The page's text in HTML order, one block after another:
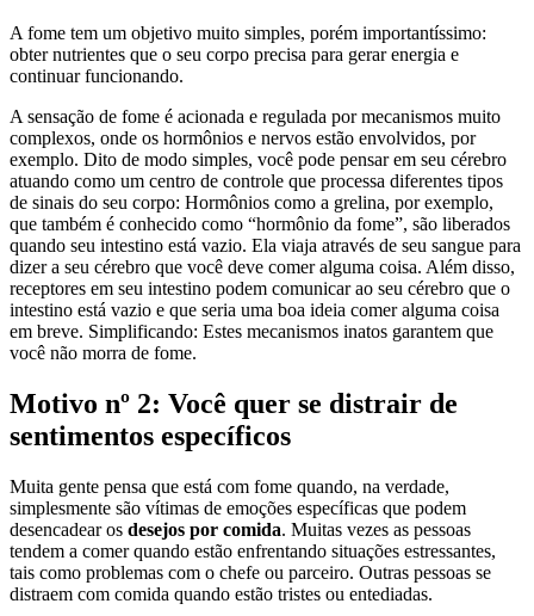
A fome tem um objetivo muito simples, porém importantíssimo:
obter nutrientes que o seu corpo precisa para gerar energia e
continuar funcionando.
A sensação de fome é acionada e regulada por mecanismos muito
complexos, onde os hormônios e nervos estão envolvidos, por
exemplo. Dito de modo simples, você pode pensar em seu cérebro
atuando como um centro de controle que processa diferentes tipos
de sinais do seu corpo: Hormônios como a grelina, por exemplo,
que também é conhecido como “hormônio da fome”, são liberados
quando seu intestino está vazio. Ela viaja através de seu sangue para
dizer a seu cérebro que você deve comer alguma coisa. Além disso,
receptores em seu intestino podem comunicar ao seu cérebro que o
intestino está vazio e que seria uma boa ideia comer alguma coisa
em breve. Simplificando: Estes mecanismos inatos garantem que
você não morra de fome.
Motivo nº 2: Você quer se distrair de
sentimentos específicos
Muita gente pensa que está com fome quando, na verdade,
simplesmente são vítimas de emoções específicas que podem
desencadear os desejos por comida. Muitas vezes as pessoas
tendem a comer quando estão enfrentando situações estressantes,
tais como problemas com o chefe ou parceiro. Outras pessoas se
distraem com comida quando estão tristes ou entediadas.